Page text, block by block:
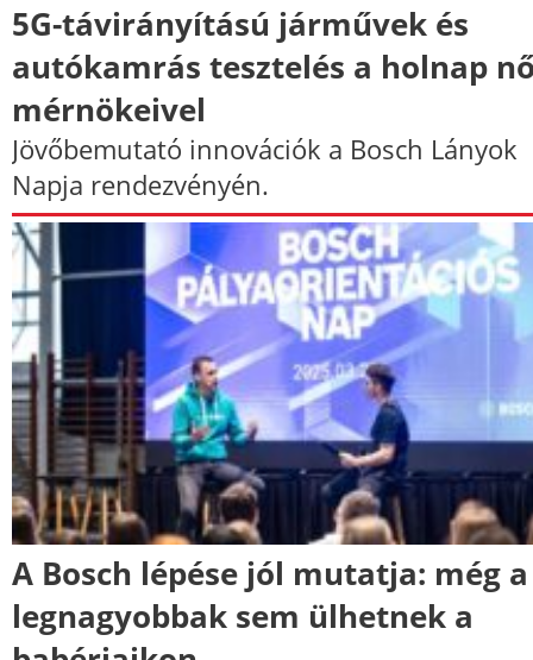
5G-távirányítású járművek és
autókamrás tesztelés a holnap
mérnökeivel
Jövőbemutató innovációk a Bosch Lányok
Napja rendezvényén.
A Bosch lépése jól mutatja: még a
legnagyobbak sem ülhetnek a